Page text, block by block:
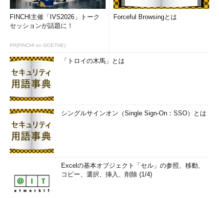
FINCHI主催「IVS2026」トーク
セッションが話題に！
PR(FINCHI on GOETHE)
Forceful Browsingとは
「トロイの木馬」とは
シングルサインオン（Single Sign-On：SSO）とは
Excelの基本オブジェクト「セル」の参照、移動、
コピー、選択、挿入、削除 (1/4)